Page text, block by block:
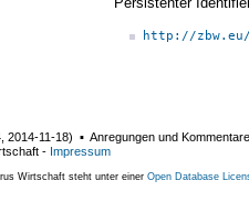
http://
2014-11-18) ▪ Anregungen und
- Impressum
Wirtschaft steht unter einer Open Database